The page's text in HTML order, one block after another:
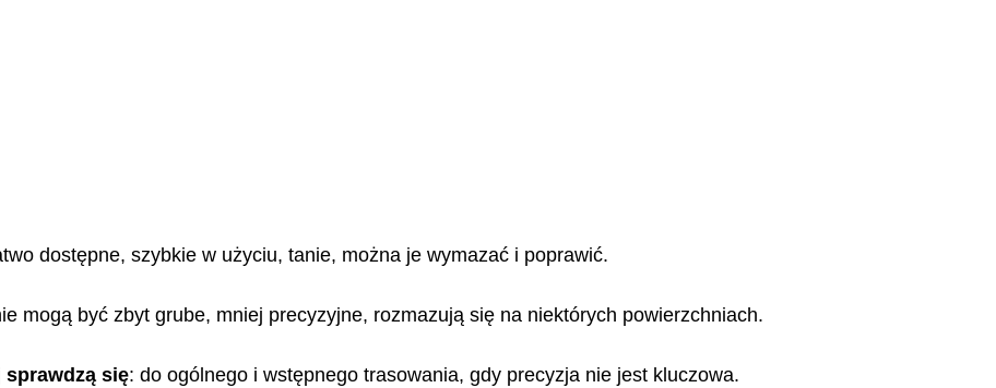
dostępne, szybkie w użyciu, tanie, można je wymazać i poprawić.
mogą być zbyt grube, mniej precyzyjne, rozmazują się na niektórych powierzchniach.
sprawdzą się: do ogólnego i wstępnego trasowania, gdy precyzja nie jest kluczowa.